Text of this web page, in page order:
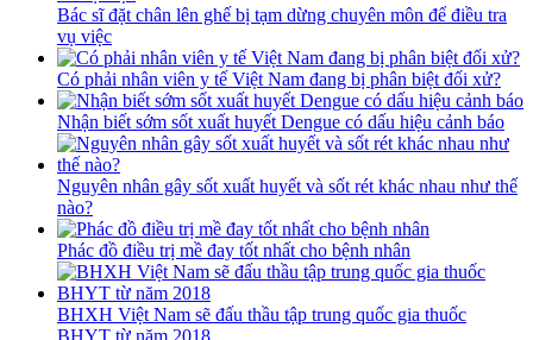
Bác sĩ đặt chân lên ghế bị tạm dừng chuyên môn để điều tra
vụ việc
Có phải nhân viên y tế Việt Nam đang bị phân biệt đối xử?
Nhận biết sớm sốt xuất huyết Dengue có dấu hiệu cảnh báo
Nguyên nhân gây sốt xuất huyết và sốt rét khác nhau như thế
nào?
Phác đồ điều trị mề đay tốt nhất cho bệnh nhân
BHXH Việt Nam sẽ đấu thầu tập trung quốc gia thuốc
BHYT từ năm 2018